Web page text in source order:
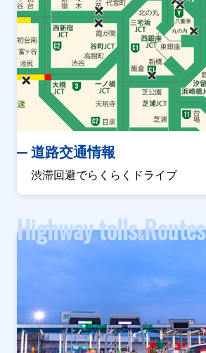
道路交通情報
渋滞回避でらくらくドライブ
Highway tolls&Routes